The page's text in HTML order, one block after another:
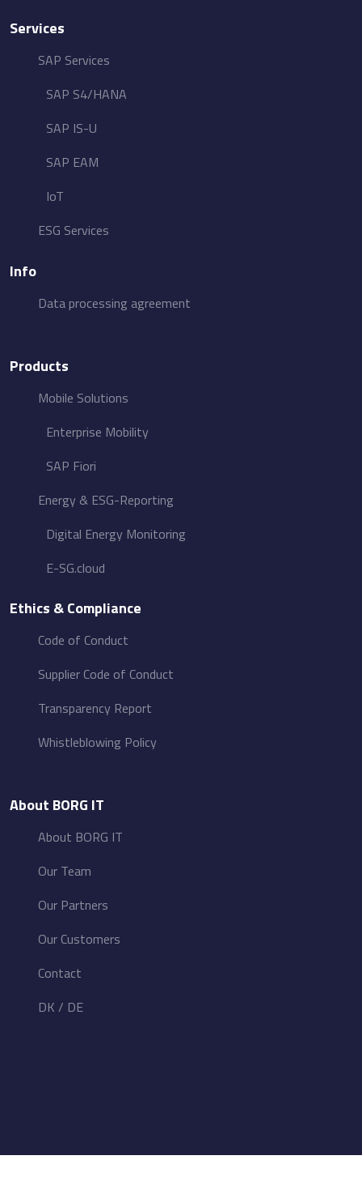
Services
SAP Services
SAP S4/HANA
SAP IS-U
SAP EAM
IoT
ESG​ Services
Info
Data processing agreement
Products
Mobile Solutions
Enterprise Mobility
SAP Fiori
Energy &​ ESG-Reporting
Digital Energy Monitoring
E-SG.cloud
Ethics & Compliance
Code of Conduct
Supplier Code of Conduct
Transparency Report
Whistleblowing Policy
About BORG IT
About BORG IT
Our Team
Our Partners
Our Customers
Contact
DK / DE